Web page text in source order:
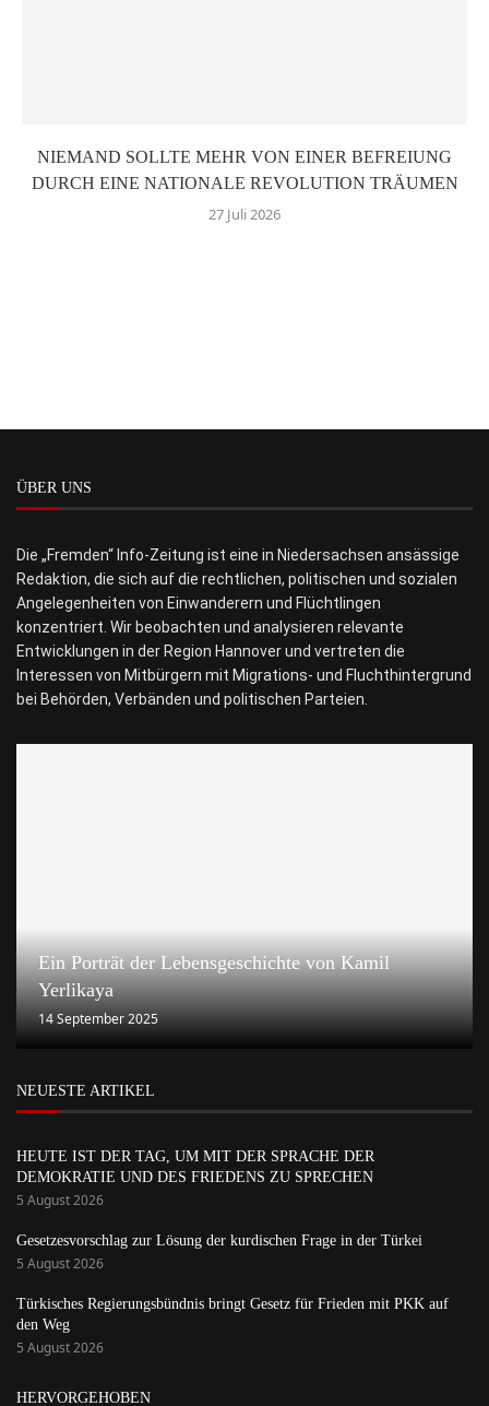
NIEMAND SOLLTE MEHR VON EINER BEFREIUNG
DURCH EINE NATIONALE REVOLUTION TRÄUMEN
27 Juli 2026
ÜBER UNS
Die „Fremden“ Info-Zeitung ist eine in Niedersachsen ansässige
Redaktion, die sich auf die rechtlichen, politischen und sozialen
Angelegenheiten von Einwanderern und Flüchtlingen
konzentriert. Wir beobachten und analysieren relevante
Entwicklungen in der Region Hannover und vertreten die
Interessen von Mitbürgern mit Migrations- und Fluchthintergrund
bei Behörden, Verbänden und politischen Parteien.
Ein Porträt der Lebensgeschichte von Kamil
Yerlikaya
14 September 2025
NEUESTE ARTIKEL
HEUTE IST DER TAG, UM MIT DER SPRACHE DER
DEMOKRATIE UND DES FRIEDENS ZU SPRECHEN
5 August 2026
Gesetzesvorschlag zur Lösung der kurdischen Frage in der Türkei
5 August 2026
Türkisches Regierungsbündnis bringt Gesetz für Frieden mit PKK auf
den Weg
5 August 2026
HERVORGEHOBEN